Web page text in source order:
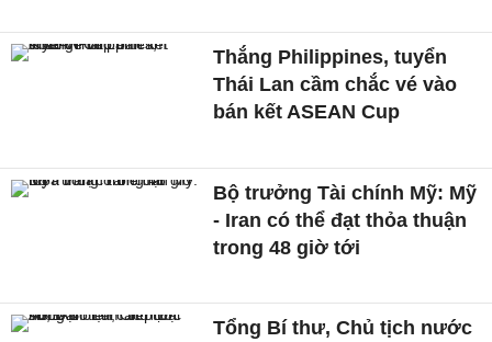
Thắng Philippines, tuyển
Thái Lan cầm chắc vé vào
bán kết ASEAN Cup
Bộ trưởng Tài chính Mỹ: Mỹ
- Iran có thể đạt thỏa thuận
trong 48 giờ tới
Tổng Bí thư, Chủ tịch nước